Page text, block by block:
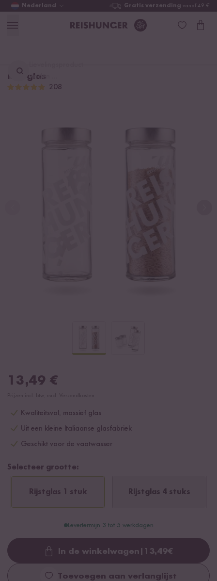
Nederland Gratis verzending vanaf 49 €
vinden ...
Rijstglas
208
13,49 €
Kwaliteitsvol, massief glas
Uit een kleine Italiaanse glasfabriek
Geschikt voor de vaatwasser
Selecteer grootte:
Rijstglas 1 stuk Rijstglas 4 stuks
Levertermijn 3 tot 5 werkdagen
Loading...
In de winkelwagen 13,49€
Toevoegen aan verlanglijst